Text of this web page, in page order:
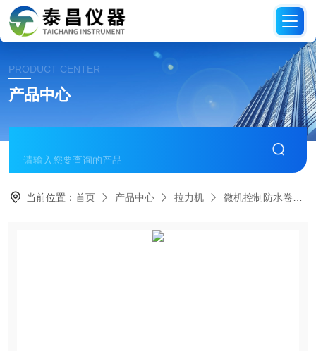
PRODUCT CENTER
产品中心
当前位置：首页 产品中心 拉力机 微机控制防水卷材拉力试验机